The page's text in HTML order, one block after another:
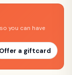
you can have
Offer a giftcard